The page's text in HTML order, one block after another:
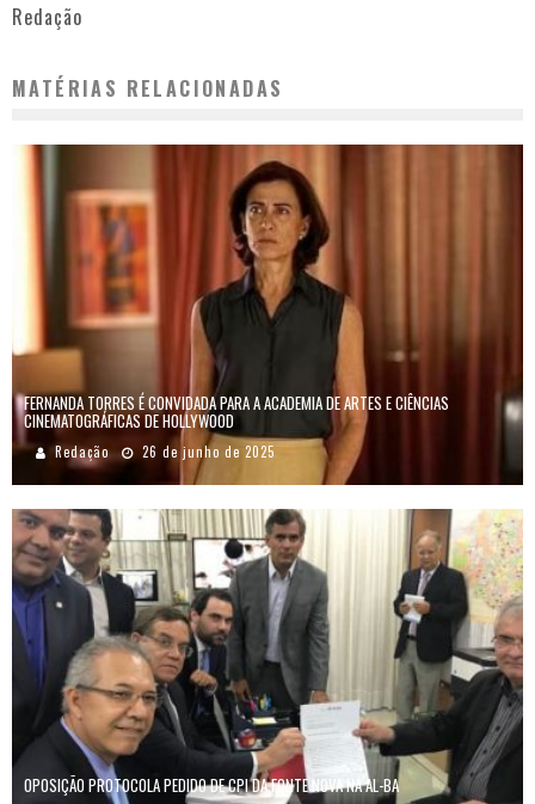
Redação
MATÉRIAS RELACIONADAS
FERNANDA TORRES É CONVIDADA PARA A ACADEMIA DE ARTES E CIÊNCIAS
CINEMATOGRÁFICAS DE HOLLYWOOD
Redação 26 de junho de 2025
OPOSIÇÃO PROTOCOLA PEDIDO DE CPI DA FONTE NOVA NA AL-BA